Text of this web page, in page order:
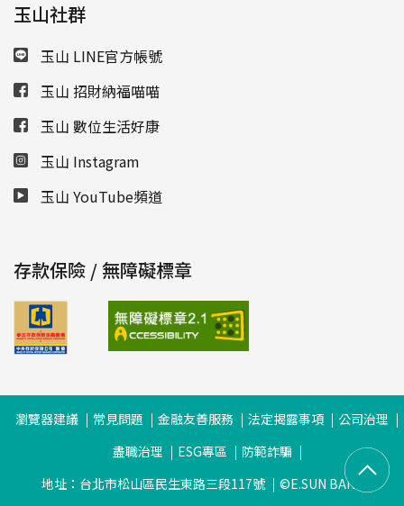
玉山社群
玉山 LINE官方帳號
玉山 招財納福喵喵
玉山 數位生活好康
玉山 Instagram
玉山 YouTube頻道
存款保險 / 無障礙標章
瀏覽器建議 常見問題 金融友善服務 法定揭露事項
公司治理
盡職治理
ESG專區
防範詐騙
地址：台北市松山區民生東路三段117號
©E.SUN BANK